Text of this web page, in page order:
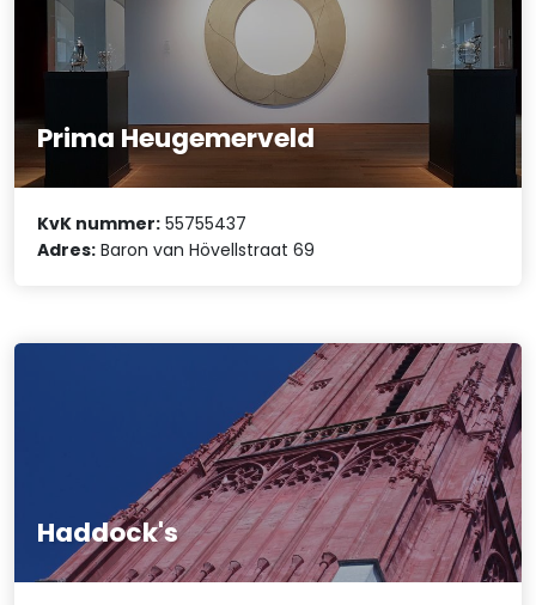
Prima Heugemerveld
KvK nummer: 55755437
Adres: Baron van Hövellstraat 69
Haddock's